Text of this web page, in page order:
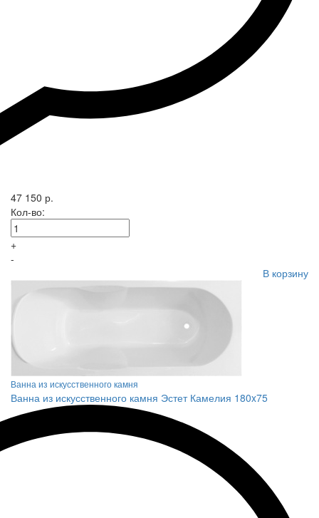
47 150 р.
Кол-во:
+
-
В корзину
Ванна из искусственного камня
Ванна из искусственного камня Эстет Камелия 180x75